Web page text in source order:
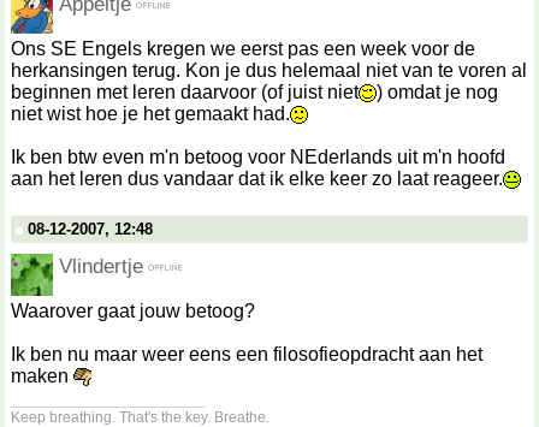
Ons SE Engels kregen we eerst pas een week voor de
herkansingen terug. Kon je dus helemaal niet van te voren al
beginnen met leren daarvoor (of juist niet
) omdat je nog
niet wist hoe je het gemaakt had.
Ik ben btw even m'n betoog voor NEderlands uit m'n hoofd
aan het leren dus vandaar dat ik elke keer zo laat reageer.
08-12-2007, 12:48
Vlindertje
Waarover gaat jouw betoog?
Ik ben nu maar weer eens een filosofieopdracht aan het
maken
Keep breathing. That's the key. Breathe.